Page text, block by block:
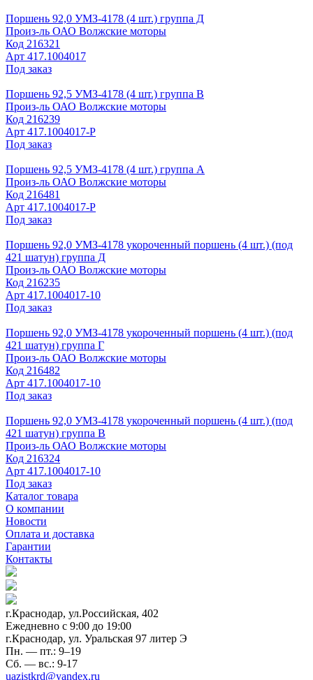
Поршень 92,0 УМЗ-4178 (4 шт.) группа Д
Произ-ль ОАО Волжские моторы
Код 216321
Арт 417.1004017
Под заказ
Поршень 92,5 УМЗ-4178 (4 шт.) группа В
Произ-ль ОАО Волжские моторы
Код 216239
Арт 417.1004017-Р
Под заказ
Поршень 92,5 УМЗ-4178 (4 шт.) группа А
Произ-ль ОАО Волжские моторы
Код 216481
Арт 417.1004017-Р
Под заказ
Поршень 92,0 УМЗ-4178 укороченный поршень (4 шт.) (под
421 шатун) группа Д
Произ-ль ОАО Волжские моторы
Код 216235
Арт 417.1004017-10
Под заказ
Поршень 92,0 УМЗ-4178 укороченный поршень (4 шт.) (под
421 шатун) группа Г
Произ-ль ОАО Волжские моторы
Код 216482
Арт 417.1004017-10
Под заказ
Поршень 92,0 УМЗ-4178 укороченный поршень (4 шт.) (под
421 шатун) группа В
Произ-ль ОАО Волжские моторы
Код 216324
Арт 417.1004017-10
Под заказ
Каталог товара
О компании
Новости
Оплата и доставка
Гарантии
Контакты
г.Краснодар, ул.Российская, 402
Ежедневно c 9:00 до 19:00
г.Краснодар, ул. Уральская 97 литер Э
Пн. — пт.: 9–19
Сб. — вс.: 9-17
uazistkrd@yandex.ru